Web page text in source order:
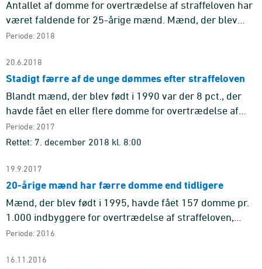
Antallet af domme for overtrædelse af straffeloven har
været faldende for 25-årige mænd. Mænd, der blev
født i 1992, havde fået 321 domme pr. 1.000
Periode: 2018
20.6.2018
Stadigt færre af de unge dømmes efter straffeloven
Blandt mænd, der blev født i 1990 var der 8 pct., der
havde fået en eller flere domme for overtrædelse af
straffeloven inden de fyldte 18 år. For alle de
efterfølgende år ...
Periode: 2017
Rettet: 7. december 2018 kl. 8:00
19.9.2017
20-årige mænd har færre domme end tidligere
Mænd, der blev født i 1995, havde fået 157 domme pr.
1.000 indbyggere for overtrædelse af straffeloven,
inden de fyldte 21 år. Det er væsentlig færre end blandt
Periode: 2016
16.11.2016